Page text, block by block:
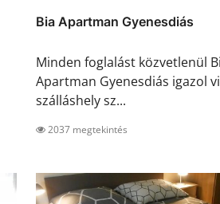
Bia Apartman Gyenesdiás
Minden foglalást közvetlenül
Apartman Gyenesdiás igazol
szálláshely sz...
2037 megtekintés